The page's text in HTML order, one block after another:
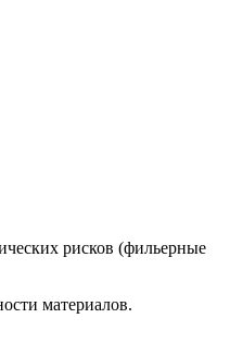
рисков (фильерные
материалов.